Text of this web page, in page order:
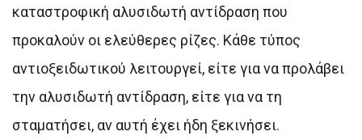
καταστροφική αλυσιδωτή αντίδραση που
προκαλούν οι ελεύθερες ρίζες. Κάθε τύπος
αντιοξειδωτικού λειτουργεί, είτε για να προλάβει
την αλυσιδωτή αντίδραση, είτε για να τη
σταματήσει, αν αυτή έχει ήδη ξεκινήσει.